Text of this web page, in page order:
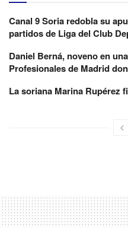
Canal 9 Soria redobla su
partidos de Liga del Club
Daniel Berná, noveno en
Profesionales de Madrid
La soriana Marina Rupérez